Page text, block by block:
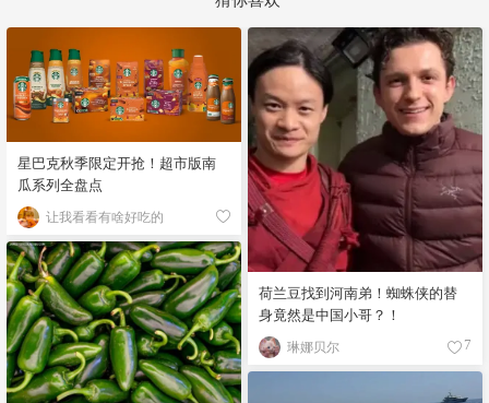
星巴克秋季限定开抢！超市版南
瓜系列全盘点
让我看看有啥好吃的
荷兰豆找到河南弟！蜘蛛侠的替
身竟然是中国小哥？！
琳娜贝尔 7